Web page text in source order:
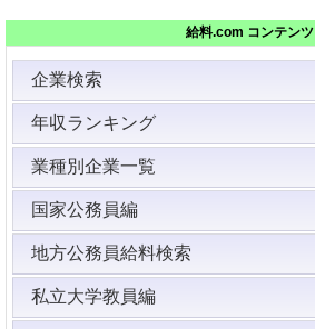
給料.com コンテンツ
企業検索
年収ランキング
業種別企業一覧
国家公務員編
地方公務員給料検索
私立大学教員編